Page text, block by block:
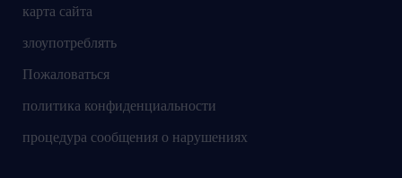
карта сайта
злоупотреблять
Пожаловаться
политика конфиденциальности
процедура сообщения о нарушениях